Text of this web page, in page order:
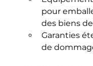
pour
des biens
Garanties
de